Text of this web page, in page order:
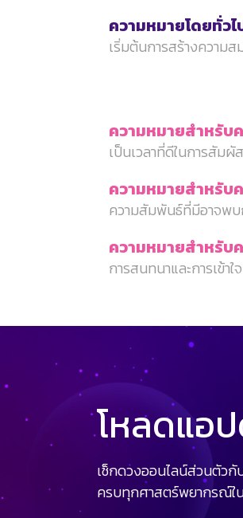
ความหมายโดยทั่วไ
เริ่มต้นการสร้างความส
ความหมายสำหรับ
เป็นเวลาที่ดีในการสัม
ความหมายสำหรับ
ความสัมพันธ์ที่มีอาจพบ
ความหมายสำหรับ
การสนทนาและการเข้
โหลดแอ
เช็กดวงออนไลน์ส่วนตัว
ครบทุกศาสตร์พยากรณ์ใ